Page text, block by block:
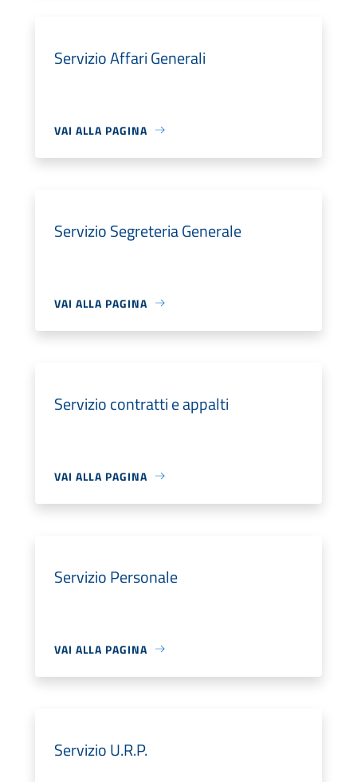
Servizio Affari Generali
VAI ALLA PAGINA
Servizio Segreteria Generale
VAI ALLA PAGINA
Servizio contratti e appalti
VAI ALLA PAGINA
Servizio Personale
VAI ALLA PAGINA
Servizio U.R.P.